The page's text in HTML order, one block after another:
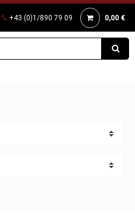
+43 (0)1/890 79 09 0,00 €